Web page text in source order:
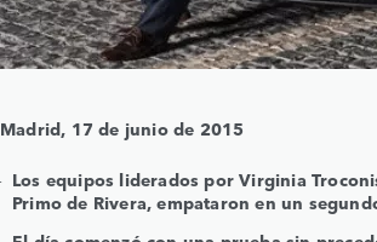
Madrid, 17 de junio de 2015
Los equipos liderados por Virginia
Primo de Rivera, empataron en un